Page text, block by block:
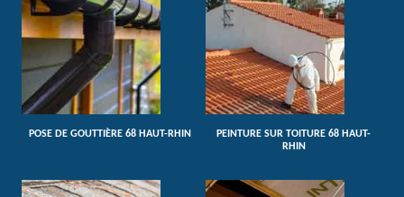
POSE DE GOUTTIÈRE 68 HAUT-RHIN
PEINTURE SUR TOITURE 68 HAUT-
RHIN